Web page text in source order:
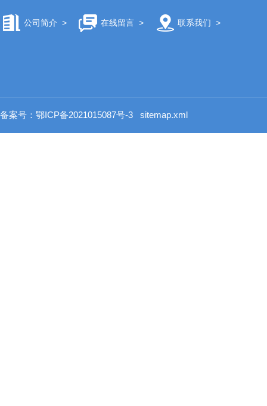
公司简介 > 在线留言> 联系我们 >
备案号：鄂ICP备2021015087号-3 sitemap.xml